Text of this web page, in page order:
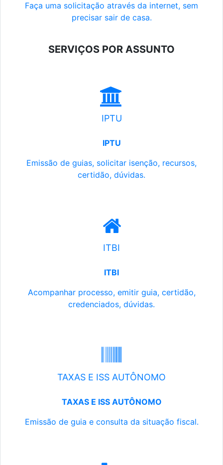
Faça uma solicitação através da internet, sem
precisar sair de casa.
SERVIÇOS POR ASSUNTO
IPTU
IPTU
Emissão de guias, solicitar isenção, recursos,
certidão, dúvidas.
ITBI
ITBI
Acompanhar processo, emitir guia, certidão,
credenciados, dúvidas.
TAXAS E ISS AUTÔNOMO
TAXAS E ISS AUTÔNOMO
Emissão de guia e consulta da situação fiscal.